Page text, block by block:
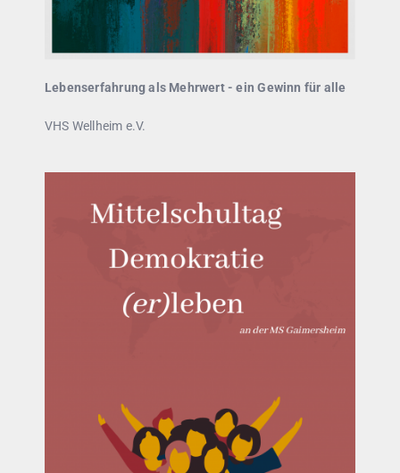
Lebenserfahrung als Mehrwert - ein Gewinn für alle
VHS Wellheim e.V.